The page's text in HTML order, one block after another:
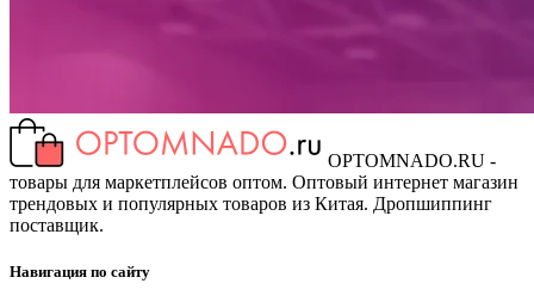
OPTOMNADO.RU -
товары для маркетплейсов оптом. Оптовый интернет магазин
трендовых и популярных товаров из Китая. Дропшиппинг
поставщик.
Навигация по сайту